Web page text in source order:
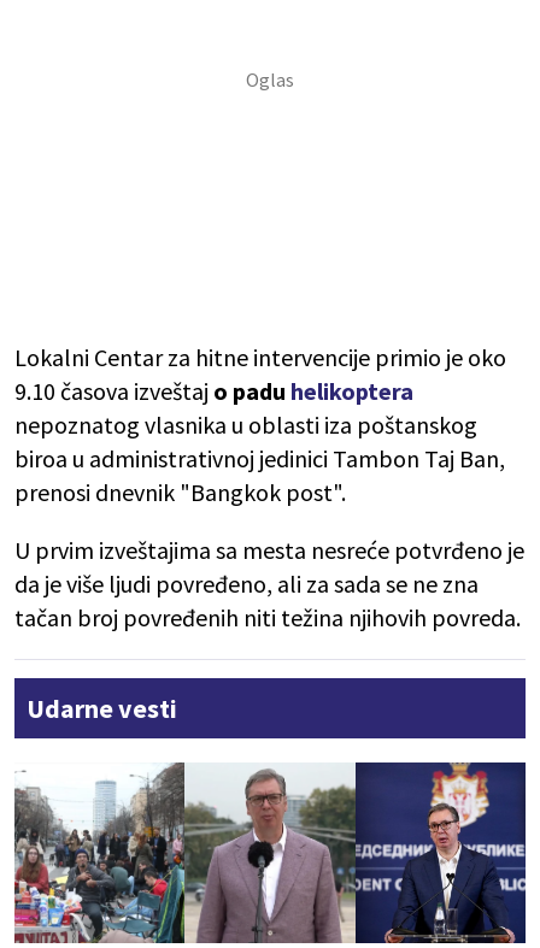
Lokalni Centar za hitne intervencije primio je oko
9.10 časova izveštaj o padu helikoptera
nepoznatog vlasnika u oblasti iza poštanskog
biroa u administrativnoj jedinici Tambon Taj Ban,
prenosi dnevnik "Bangkok post".
U prvim izveštajima sa mesta nesreće potvrđeno je
da je više ljudi povređeno, ali za sada se ne zna
tačan broj povređenih niti težina njihovih povreda.
Udarne vesti